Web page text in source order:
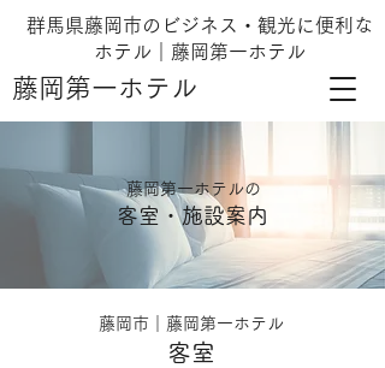
群馬県藤岡市のビジネス・観光に便利な
ホテル｜藤岡第一ホテル
藤岡第一ホテル
藤岡第一ホテルの
客室・施設案内
藤岡市｜藤岡第一ホテル
​客室